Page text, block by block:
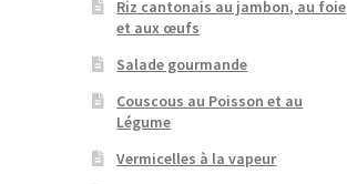
Riz cantonais au jambon, au foie
et aux œufs
Salade gourmande
Couscous au Poisson et au
Légume
Vermicelles à la vapeur